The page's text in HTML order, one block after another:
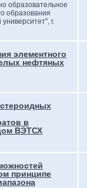
образовательное
образования
г.
элементного
нефтяных
в
ВЭТСХ
принципе